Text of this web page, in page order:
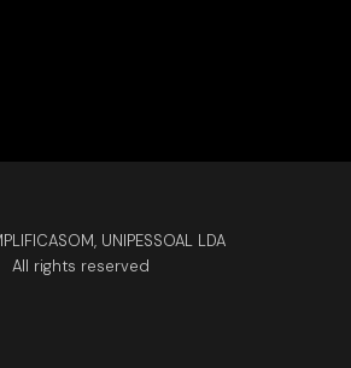
UNIPESSOAL LDA
All rights reserved